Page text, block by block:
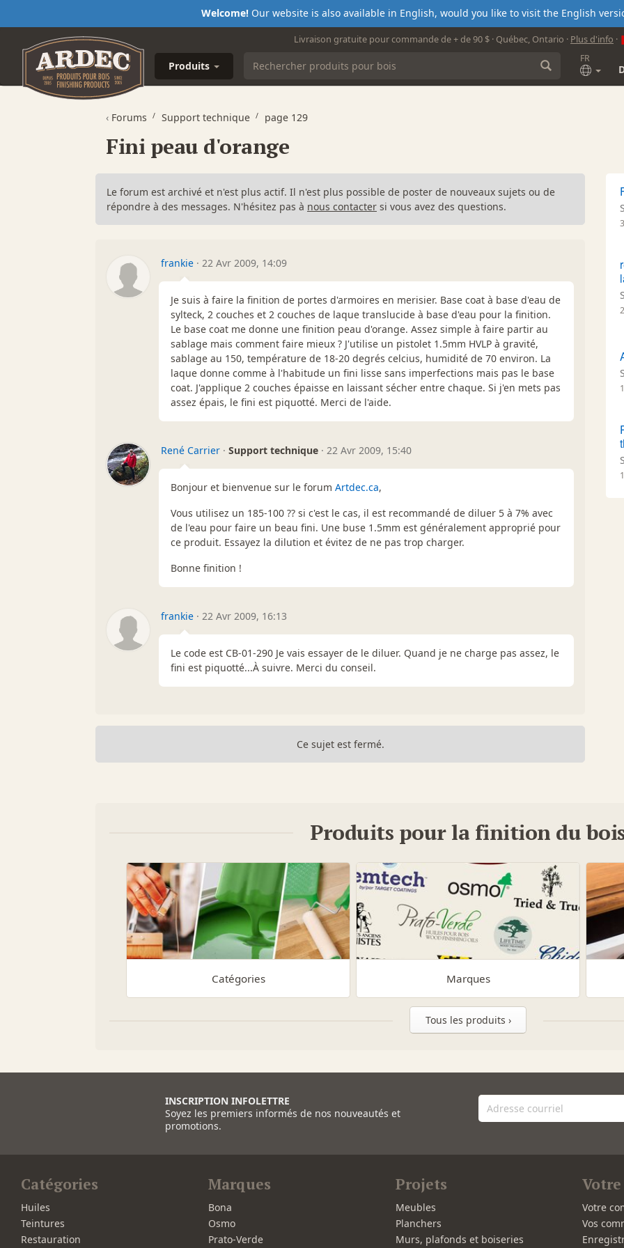
Welcome!Our website is also available in English, would you like to visit the English
Livraison gratuite pour commande de + de 90 $ · Québec, Ontario · Plus d'info ·
Produits
FR
‹ Forums Support technique page 129
Fini peau d'orange
Le forum est archivé et n'est plus actif. Il n'est plus possible de poster de nouveaux sujets ou de
répondre à des messages. N'hésitez pas à nous contacter si vous avez des questions.
frankie · 22 Avr 2009, 14:09
Je suis à faire la finition de portes d'armoires en merisier. Base coat à base d'eau de
sylteck, 2 couches et 2 couches de laque translucide à base d'eau pour la finition.
Le base coat me donne une finition peau d'orange. Assez simple à faire partir au
sablage mais comment faire mieux ? J'utilise un pistolet 1.5mm HVLP à gravité,
sablage au 150, température de 18-20 degrés celcius, humidité de 70 environ. La
laque donne comme à l'habitude un fini lisse sans imperfections mais pas le base
coat. J'applique 2 couches épaisse en laissant sécher entre chaque. Si j'en mets pas
assez épais, le fini est piquotté. Merci de l'aide.
René Carrier · Support technique · 22 Avr 2009, 15:40
Bonjour et bienvenue sur le forum Artdec.ca,
Vous utilisez un 185-100 ?? si c'est le cas, il est recommandé de diluer 5 à 7% avec
de l'eau pour faire un beau fini. Une buse 1.5mm est généralement approprié pour
ce produit. Essayez la dilution et évitez de ne pas trop charger.
Bonne finition !
frankie · 22 Avr 2009, 16:13
Le code est CB-01-290 Je vais essayer de le diluer. Quand je ne charge pas assez, le
fini est piquotté...À suivre. Merci du conseil.
Ce sujet est fermé.
Produits pour la finition du
Catégories Marques
Tous les produits ›
INSCRIPTION INFOLETTRE
Soyez les premiers informés de nos nouveautés et
promotions.
Catégories
Huiles
Teintures
Restauration
Marques
Bona
Osmo
Prato-Verde
Projets
Meubles
Planchers
Murs, plafonds et boiseries
Votre
Vos